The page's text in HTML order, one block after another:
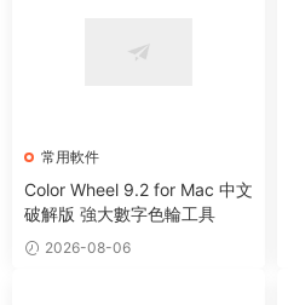
常用軟件
Color Wheel 9.2 for Mac 中文
破解版 強大數字色輪工具
2026-08-06